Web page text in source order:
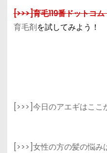
[>>>]育毛119番ドットコ
育毛剤を試してみよう ！
[>>>]今日のアエギはこ
[>>>]女性の方の髪の悩